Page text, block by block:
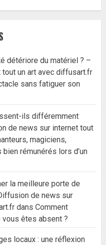
détériore du matériel ? –
un art avec diffusart.fr
sans fatiguer son
ils différemment
de news sur internet tout
magiciens,
rémunérés lors d’un
la meilleure porte de
de news sur
dans Comment
êtes absent ?
locaux : une réflexion